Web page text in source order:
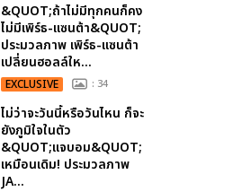
&QUOT;ถ้าไม่มีทุกคนก็คง
ไม่มีเพิร์ธ-แซนต้า&QUOT;
ประมวลภาพ เพิร์ธ-แซนต้า
เปลี่ยนฮอลล์ให...
EXCLUSIVE : 34
ไม่ว่าจะวันนี้หรือวันไหน ก็จะ
ยังภูมิใจในตัว
&QUOT;แจบอม&QUOT;
เหมือนเดิม! ประมวลภาพ
JA...